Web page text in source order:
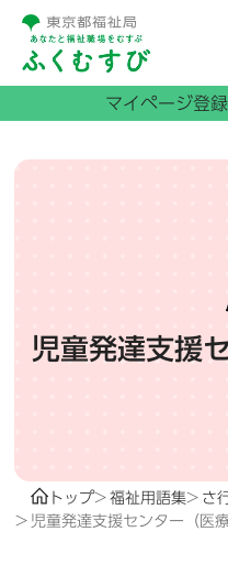
児童発達支援
トップ 福祉用語集
さ
児童発達支援センター（医療